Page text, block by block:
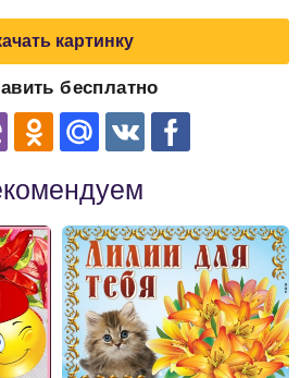
картинку
бесплатно